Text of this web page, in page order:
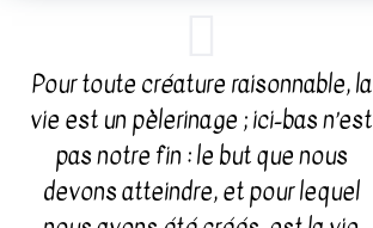
Pour toute créature raisonnable, la
vie est un pèlerinage ; ici-bas n’est
pas notre fin : le but que nous
devons atteindre, et pour lequel